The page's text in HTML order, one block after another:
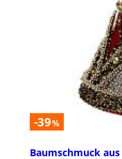
-39%
Baumschmuck